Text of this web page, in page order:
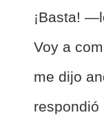
¡Basta!
Voy a
me dijo
respondió